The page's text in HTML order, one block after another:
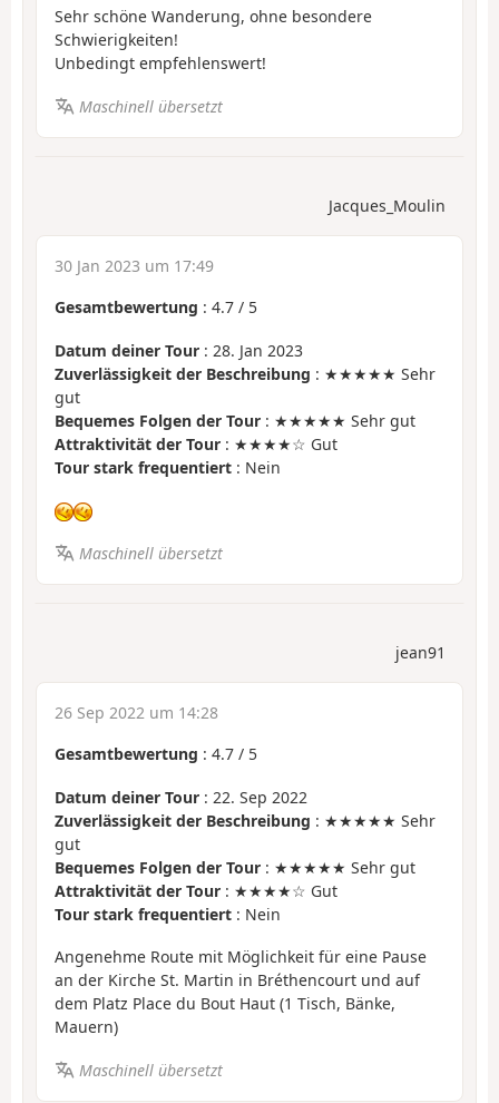
Sehr schöne Wanderung, ohne besondere
Schwierigkeiten!
Unbedingt empfehlenswert!
Maschinell übersetzt
Jacques_Moulin
30 Jan 2023 um 17:49
Gesamtbewertung : 4.7 / 5
Datum deiner Tour : 28. Jan 2023
Zuverlässigkeit der Beschreibung : ★★★★★ Sehr
gut
Bequemes Folgen der Tour : ★★★★★ Sehr gut
Attraktivität der Tour : ★★★★☆ Gut
Tour stark frequentiert : Nein
Maschinell übersetzt
jean91
26 Sep 2022 um 14:28
Gesamtbewertung : 4.7 / 5
Datum deiner Tour : 22. Sep 2022
Zuverlässigkeit der Beschreibung : ★★★★★ Sehr
gut
Bequemes Folgen der Tour : ★★★★★ Sehr gut
Attraktivität der Tour : ★★★★☆ Gut
Tour stark frequentiert : Nein
Angenehme Route mit Möglichkeit für eine Pause
an der Kirche St. Martin in Bréthencourt und auf
dem Platz Place du Bout Haut (1 Tisch, Bänke,
Mauern)
Maschinell übersetzt